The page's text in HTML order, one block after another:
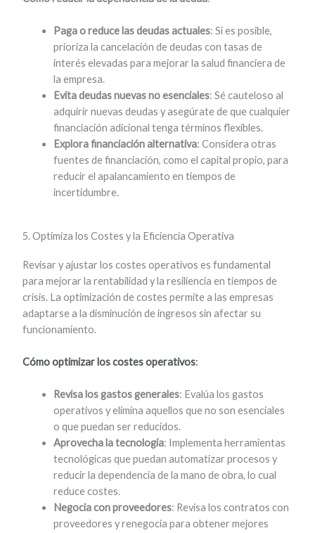
Paga o reduce las deudas actuales: Si es posible,
prioriza la cancelación de deudas con tasas de
interés elevadas para mejorar la salud financiera de
la empresa.
Evita deudas nuevas no esenciales: Sé cauteloso al
adquirir nuevas deudas y asegúrate de que cualquier
financiación adicional tenga términos flexibles.
Explora financiación alternativa: Considera otras
fuentes de financiación, como el capital propio, para
reducir el apalancamiento en tiempos de
incertidumbre.
5. Optimiza los Costes y la Eficiencia Operativa
Revisar y ajustar los costes operativos es fundamental
para mejorar la rentabilidad y la resiliencia en tiempos de
crisis. La optimización de costes permite a las empresas
adaptarse a la disminución de ingresos sin afectar su
funcionamiento.
Cómo optimizar los costes operativos:
Revisa los gastos generales: Evalúa los gastos
operativos y elimina aquellos que no son esenciales
o que puedan ser reducidos.
Aprovecha la tecnología: Implementa herramientas
tecnológicas que puedan automatizar procesos y
reducir la dependencia de la mano de obra, lo cual
reduce costes.
Negocia con proveedores: Revisa los contratos con
proveedores y renegocia para obtener mejores